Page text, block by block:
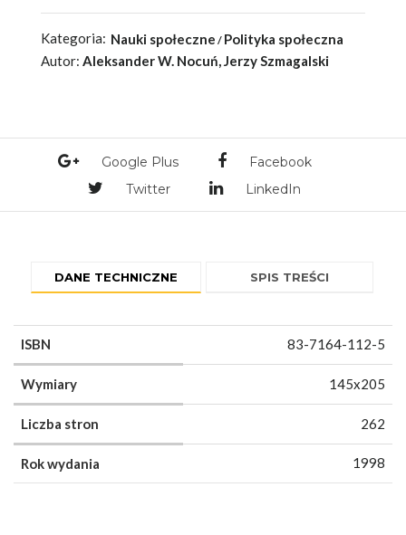
Kategoria: Nauki społeczne
Polityka społeczna
Autor: Aleksander W. Nocuń, Jerzy Szmagalski
Google Plus
Facebook
Twitter
LinkedIn
DANE TECHNICZNE SPIS TREŚCI
ISBN 83-7164-112-5
Wymiary 145x205
Liczba stron 262
Rok wydania 1998